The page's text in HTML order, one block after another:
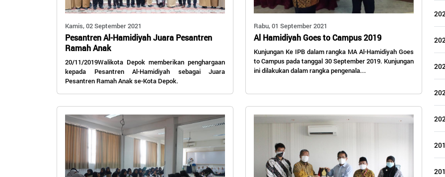
Kamis, 02 September 2021
Pesantren Al-Hamidiyah Juara Pesantren
Ramah Anak
20/11/2019Walikota Depok memberikan penghargaan
kepada Pesantren Al-Hamidiyah sebagai Juara
Pesantren Ramah Anak se-Kota Depok.
Rabu, 01 September 2021
Al Hamidiyah Goes to Campus 2019
Kunjungan Ke IPB dalam rangka MA Al-Hamidiyah Goes
to Campus pada tanggal 30 September 2019. Kunjungan
ini dilakukan dalam rangka pengenala...